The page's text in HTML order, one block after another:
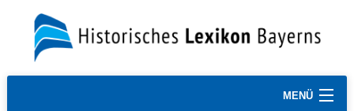
MENÜ